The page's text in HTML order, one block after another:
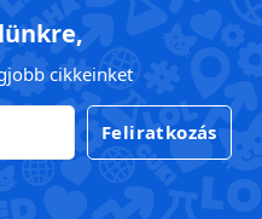
cikkeinket
Feliratkozás